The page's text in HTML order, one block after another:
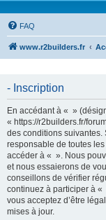
FAQ
www.r2builders.fr
- Inscription
En accédant à « »
« https://r2builders.fr/
des conditions suivantes.
responsable de toutes
accéder à « ». Nous
et nous essaierons de
conseillons de vérifier
continuez à participer à
vous acceptez d’être
mises à jour.